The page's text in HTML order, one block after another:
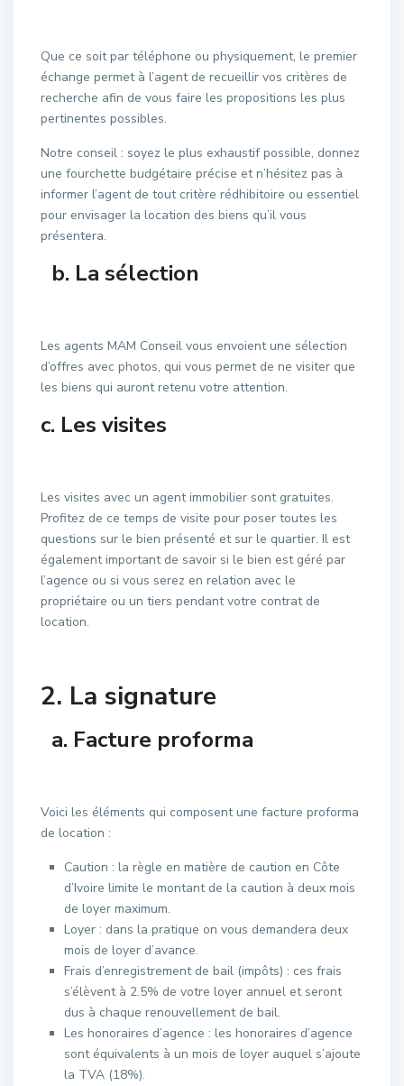
Que ce soit par téléphone ou physiquement, le premier
échange permet à l’agent de recueillir vos critères de
recherche afin de vous faire les propositions les plus
pertinentes possibles.
Notre conseil : soyez le plus exhaustif possible, donnez
une fourchette budgétaire précise et n’hésitez pas à
informer l’agent de tout critère rédhibitoire ou essentiel
pour envisager la location des biens qu’il vous
présentera.
b. La sélection
Les agents MAM Conseil vous envoient une sélection
d’offres avec photos, qui vous permet de ne visiter que
les biens qui auront retenu votre attention.
c. Les visites
Les visites avec un agent immobilier sont gratuites.
Profitez de ce temps de visite pour poser toutes les
questions sur le bien présenté et sur le quartier. Il est
également important de savoir si le bien est géré par
l’agence ou si vous serez en relation avec le
propriétaire ou un tiers pendant votre contrat de
location.
2. La signature
a. Facture proforma
Voici les éléments qui composent une facture proforma
de location :
Caution : la règle en matière de caution en Côte
d’Ivoire limite le montant de la caution à deux mois
de loyer maximum.
Loyer : dans la pratique on vous demandera deux
mois de loyer d’avance.
Frais d’enregistrement de bail (impôts) : ces frais
s’élèvent à 2.5% de votre loyer annuel et seront
dus à chaque renouvellement de bail.
Les honoraires d’agence : les honoraires d’agence
sont équivalents à un mois de loyer auquel s’ajoute
la TVA (18%).